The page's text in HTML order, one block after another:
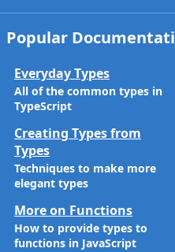
Popular
Everyday Types
All of the common types in
TypeScript
Creating Types from
Types
Techniques to make more
elegant types
More on Functions
How to provide types to
functions in JavaScript